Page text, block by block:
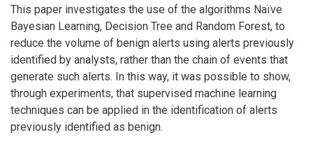
This paper investigates the use of the algorithms Naïve
Bayesian Learning, Decision Tree and Random Forest, to
reduce the volume of benign alerts using alerts previously
identified by analysts, rather than the chain of events that
generate such alerts. In this way, it was possible to show,
through experiments, that supervised machine learning
techniques can be applied in the identification of alerts
previously identified as benign.